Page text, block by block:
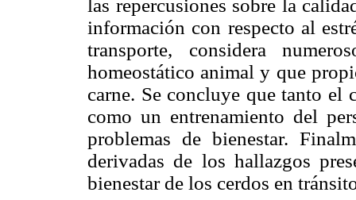
las repercusiones sobre la
información con respecto al
transporte, considera
homeostático animal y que
carne. Se concluye que tanto el
como un entrenamiento del
problemas de bienestar.
derivadas de los hallazgos
bienestar de los cerdos en